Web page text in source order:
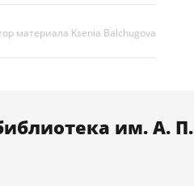
материала Ksenia Balchugova
им. А. П.